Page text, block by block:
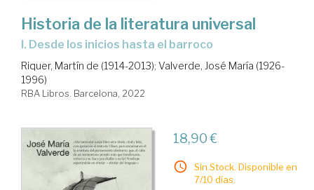
Historia de la literatura universal
I. Desde los inicios hasta el barroco
Riquer, Martín de (1914-2013); Valverde, José María (1926-
1996)
RBA Libros. Barcelona, 2022
18,90 €
Sin Stock. Disponible en
7/10 días.